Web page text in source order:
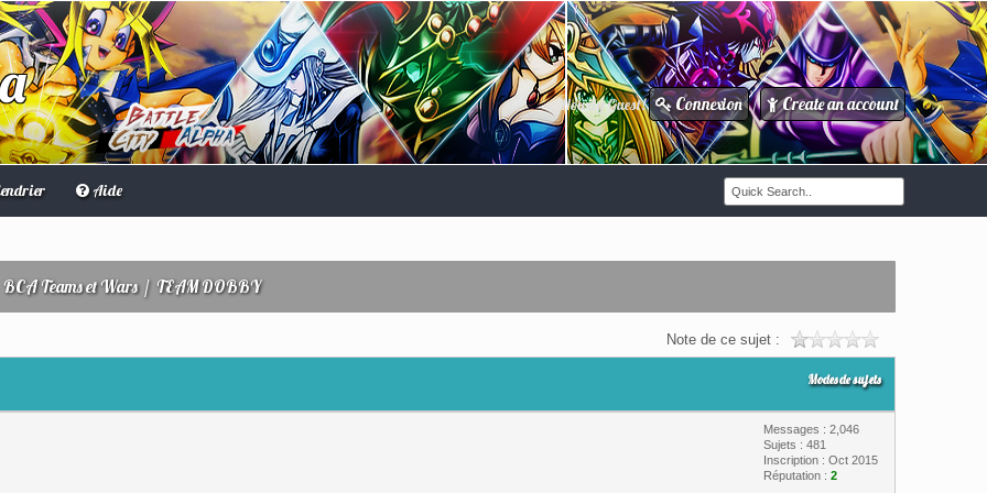
Howdy Guest! Connexion / Create an account
Aide
BCA Teams et Wars / TEAM DOBBY
Note de ce sujet :
Modes de sujets
Messages : 2,046
Sujets : 481
Inscription : Oct 2015
Réputation : 2